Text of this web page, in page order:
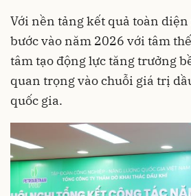
Với nền tảng kết quả toàn diện
bước vào năm 2026 với tâm
tâm tạo động lực tăng trưởng
quan trọng vào chuỗi giá trị
quốc gia.